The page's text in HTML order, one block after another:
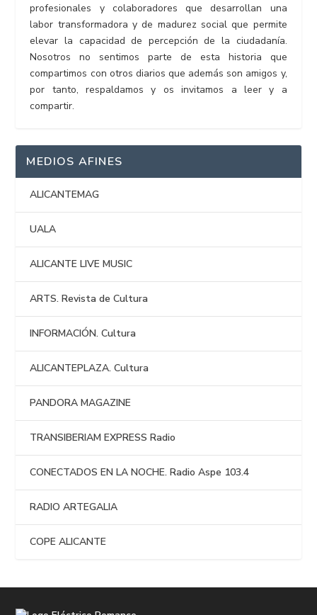
profesionales y colaboradores que desarrollan una
labor transformadora y de madurez social que permite
elevar la capacidad de percepción de la ciudadanía.
Nosotros no sentimos parte de esta historia que
compartimos con otros diarios que además son amigos y,
por tanto, respaldamos y os invitamos a leer y a
compartir.
MEDIOS AFINES
ALICANTEMAG
UALA
ALICANTE LIVE MUSIC
ARTS. Revista de Cultura
INFORMACIÓN. Cultura
ALICANTEPLAZA. Cultura
PANDORA MAGAZINE
TRANSIBERIAM EXPRESS Radio
CONECTADOS EN LA NOCHE. Radio Aspe 103.4
RADIO ARTEGALIA
COPE ALICANTE